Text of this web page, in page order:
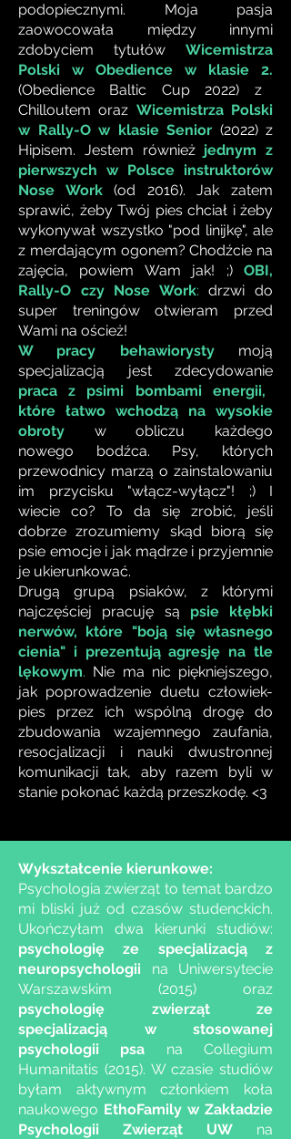
podopiecznymi. Moja pasja
zaowocowała między innymi
zdobyciem tytułów Wicemistrza
Polski w Obedience w klasie 2.
(Obedience Baltic Cup 2022) z
Chilloutem oraz Wicemistrza Polski
w Rally-O w klasie Senior (2022) z
Hipisem. Jestem również jednym z
pierwszych w Polsce instruktorów
Nose Work(od 2016). Jak zatem
sprawić, żeby Twój pies chciał i żeby
wykonywał wszystko "pod linijkę", ale
z merdającym ogonem? Chodźcie na
zajęcia, powiem Wam jak! ;) OBI,
Rally-O czy Nose Work: drzwi do
super treningów otwieram przed
Wami na oścież!
W pracy behawiorysty
moją
specjalizacją jest zdecydowanie
praca z psimi bombami energii,
które łatwo wchodzą na wysokie
obroty
w obliczu każdego
nowego
bodźca. Psy, których
przewodnicy marzą o zainstalowaniu
im przycisku "włącz-wyłącz"! ;) I
wiecie co? To da się zrobić, jeśli
dobrze zrozumiemy skąd biorą się
psie emocje i jak mądrze i przyjemnie
je ukierunkować.
Drugą grupą psiaków, z którymi
najczęściej pracuję są psie kłębki
nerwów, które "boją się własnego
cienia" i prezentują agresję na tle
lękowym. Nie ma nic piękniejszego,
jak poprowadzenie duetu człowiek-
pies przez ich wspólną drogę do
zbudowania wzajemnego zaufania,
resocjalizacji i nauki dwustronnej
komunikacji tak, aby razem byli w
stanie pokonać każdą przeszkodę. <3
Wykształcenie kierunkowe:
Psychologia zwierząt to temat bardzo
mi bliski już od czasów studenckich.
Ukończyłam dwa kierunki studiów:
psychologię ze specjalizacją z
neuropsychologii
na Uniwersytecie
Warszawskim (2015) oraz
psychologię zwierząt ze
specjalizacją w stosowanej
psychologii psa na Collegium
Humanitatis (2015). W czasie studiów
byłam aktywnym członkiem koła
naukowego EthoFamily w Zakładzie
Psychologii Zwierząt UW na